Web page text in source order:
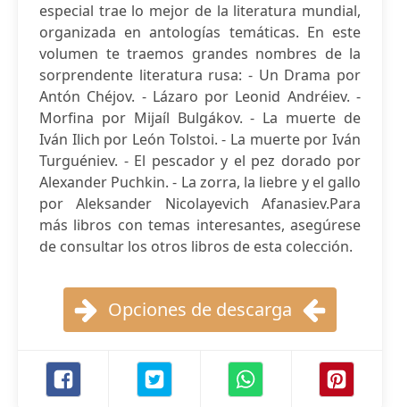
especial trae lo mejor de la literatura mundial,
organizada en antologías temáticas. En este
volumen te traemos grandes nombres de la
sorprendente literatura rusa: - Un Drama por
Antón Chéjov. - Lázaro por Leonid Andréiev. -
Morfina por Mijaíl Bulgákov. - La muerte de
Iván Ilich por León Tolstoi. - La muerte por Iván
Turguéniev. - El pescador y el pez dorado por
Alexander Puchkin. - La zorra, la liebre y el gallo
por Aleksander Nicolayevich Afanasiev.Para
más libros con temas interesantes, asegúrese
de consultar los otros libros de esta colección.
Opciones de descarga